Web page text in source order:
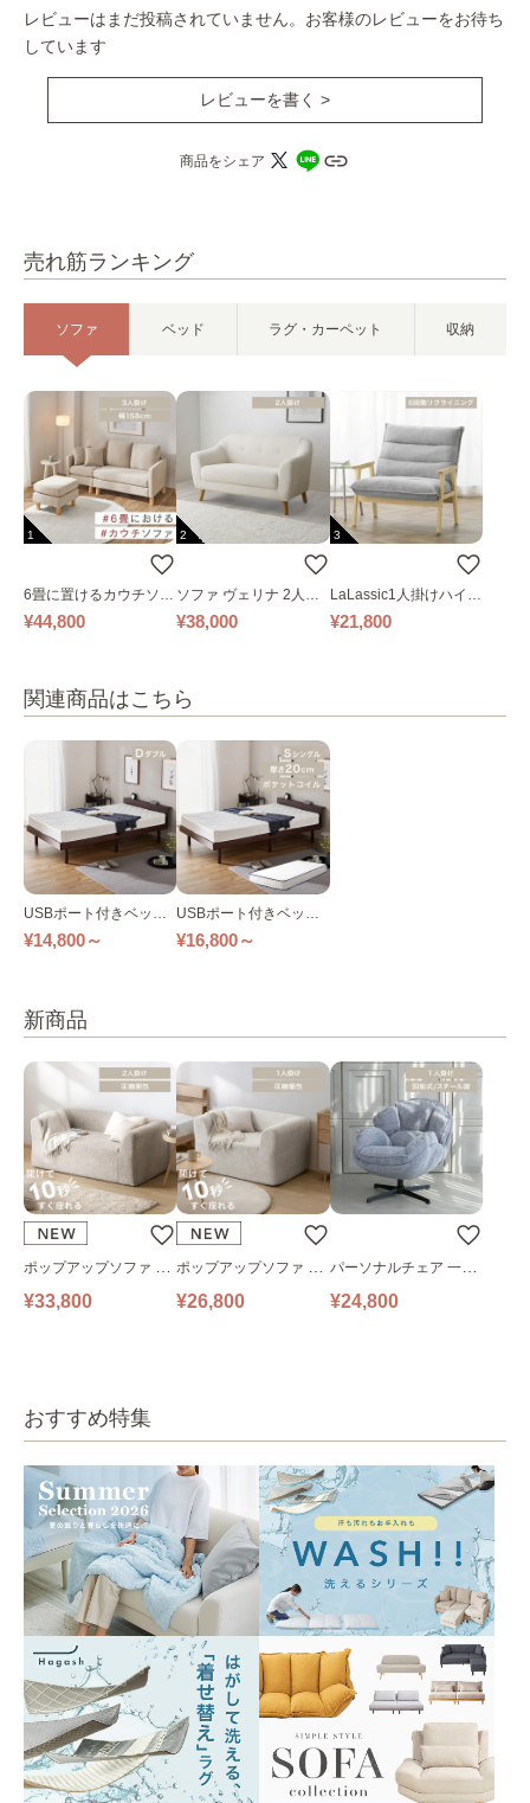
売れ筋ランキング
ソファ ベッド ラグ・カーペット 収納
1
6畳に置けるカウチソフ
ァ｜ベージュ
¥44,800
2
ソファ ヴェリナ 2人掛
け
¥38,000
3
LaLassic1人掛けハイバ
ックソファ ワイド
¥21,800
関連商品はこちら
USBポート付きベッド
シングル 全3色
¥14,800～
USBポート付きベッド
セミダブル ナチュラル
¥16,800～
新商品
ポップアップソファ ソ
ファ フロアソファ 幅14
¥33,800
ポップアップソファ ソ
ファ フロアソファ 幅10
¥26,800
パーソナルチェア 一人
掛けソファ O’HANA ソ
¥24,800
おすすめ特集
レビューはまだ投稿されていません。お客様のレビューをお待ち
しています
レビューを書く >
商品をシェア